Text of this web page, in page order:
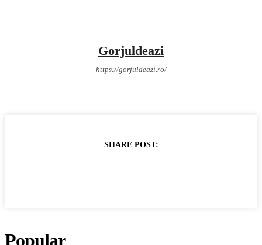
Gorjuldeazi
https://gorjuldeazi.ro/
SHARE POST:
Popular